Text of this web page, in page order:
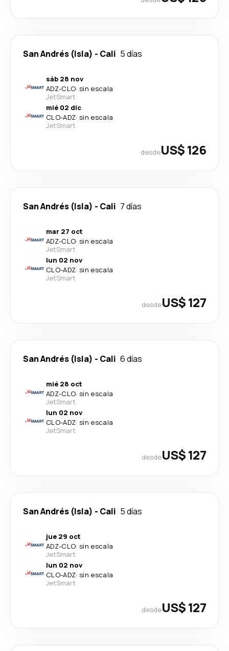
San Andrés (Isla) - Cali 5 días
sáb 28 nov
ADZ-CLO· sin escala
JetSmart
mié 02 dic
CLO-ADZ· sin escala
JetSmart
desdeUS$ 126
San Andrés (Isla) - Cali 7 días
mar 27 oct
ADZ-CLO· sin escala
JetSmart
lun 02 nov
CLO-ADZ· sin escala
JetSmart
desdeUS$ 127
San Andrés (Isla) - Cali 6 días
mié 28 oct
ADZ-CLO· sin escala
JetSmart
lun 02 nov
CLO-ADZ· sin escala
JetSmart
desdeUS$ 127
San Andrés (Isla) - Cali 5 días
jue 29 oct
ADZ-CLO· sin escala
JetSmart
lun 02 nov
CLO-ADZ· sin escala
JetSmart
desdeUS$ 127